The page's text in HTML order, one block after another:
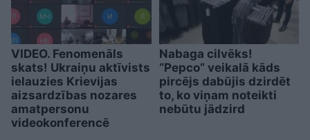
VIDEO. Fenomenāls
skats! Ukraiņu aktīvists
ielauzies Krievijas
aizsardzības nozares
amatpersonu
videokonferencē
Nabaga cilvēks!
“Pepco” veikalā kāds
pircējs dabūjis dzirdēt
to, ko viņam noteikti
nebūtu jādzird